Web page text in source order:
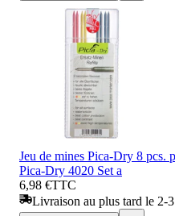
Jeu de mines Pica-Dry 8 pcs.
Pica-Dry 4020 Set a
6,98 €TTC
Livraison au plus tard le 2-